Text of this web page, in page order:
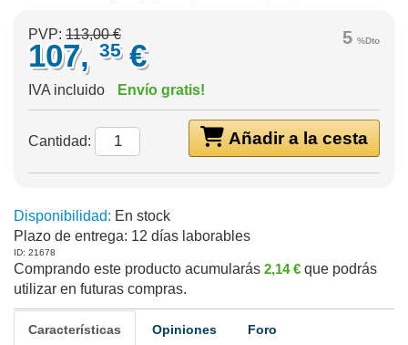
5 %Dto
PVP: 113,00 €
107, 35 €
IVA incluido Envío gratis!
Añadir a la cesta
Cantidad:
Disponibilidad: En stock
Plazo de entrega: 12 días laborables
ID: 21678
Comprando este producto acumularás 2,14 € que podrás
utilizar en futuras compras.
Características Opiniones Foro